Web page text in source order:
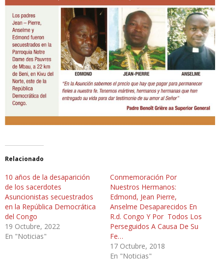
Relacionado
10 años de la desaparición
de los sacerdotes
Asuncionistas secuestrados
en la República Democrática
del Congo
19 Octubre, 2022
En "Noticias"
Conmemoración Por
Nuestros Hermanos:
Edmond, Jean Pierre,
Anselme Desaparecidos En
R.d. Congo Y Por Todos Los
Perseguidos A Causa De Su
Fe…
17 Octubre, 2018
En "Noticias"